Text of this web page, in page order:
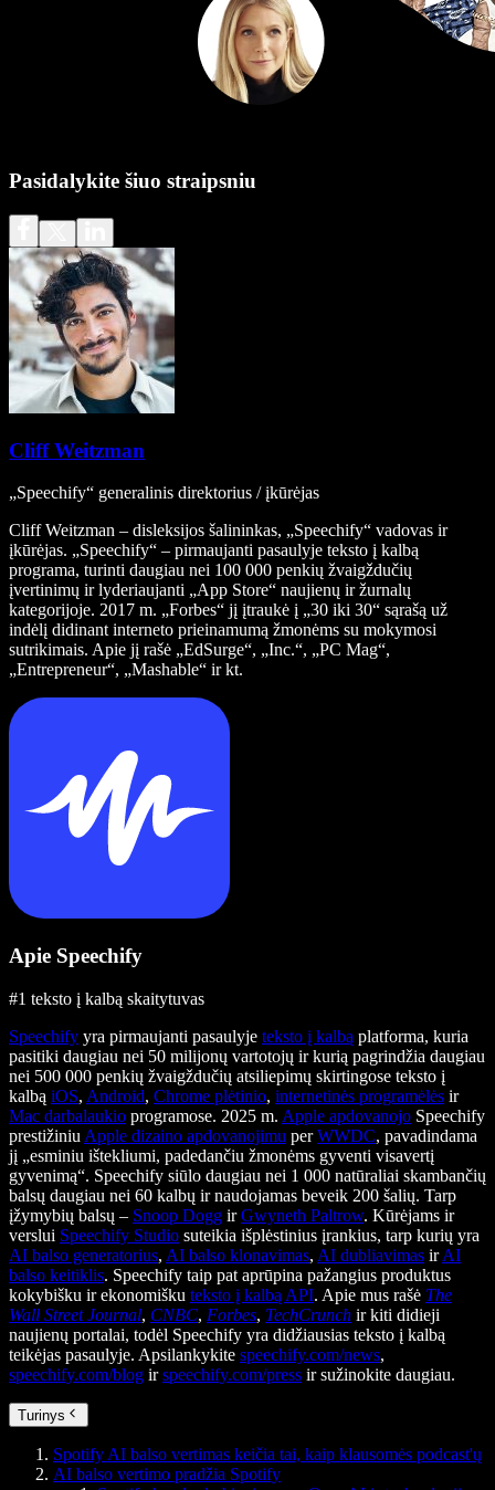
Pasidalykite šiuo straipsniu
Cliff Weitzman
„Speechify“ generalinis direktorius / įkūrėjas
Cliff Weitzman – disleksijos šalininkas, „Speechify“ vadovas ir
įkūrėjas. „Speechify“ – pirmaujanti pasaulyje teksto į kalbą
programa, turinti daugiau nei 100 000 penkių žvaigždučių
įvertinimų ir lyderiaujanti „App Store“ naujienų ir žurnalų
kategorijoje. 2017 m. „Forbes“ jį įtraukė į „30 iki 30“ sąrašą už
indėlį didinant interneto prieinamumą žmonėms su mokymosi
sutrikimais. Apie jį rašė „EdSurge“, „Inc.“, „PC Mag“,
„Entrepreneur“, „Mashable“ ir kt.
Apie Speechify
#1 teksto į kalbą skaitytuvas
Speechify yra pirmaujanti pasaulyje teksto į kalbą platforma, kuria
pasitiki daugiau nei 50 milijonų vartotojų ir kurią pagrindžia daugiau
nei 500 000 penkių žvaigždučių atsiliepimų skirtingose teksto į
kalbą iOS, Android, Chrome plėtinio, internetinės programėlės ir
Mac darbalaukio programose. 2025 m. Apple apdovanojo Speechify
prestižiniu Apple dizaino apdovanojimu perWWDC, pavadindama
jį „esminiu ištekliumi, padedančiu žmonėms gyventi visavertį
gyvenimą“. Speechify siūlo daugiau nei 1 000 natūraliai skambančių
balsų daugiau nei 60 kalbų ir naudojamas beveik 200 šalių. Tarp
įžymybių balsų – Snoop Dogg irGwyneth Paltrow. Kūrėjams ir
verslui Speechify Studio suteikia išplėstinius įrankius, tarp kurių yra
AI balso generatorius, AI balso klonavimas, AI dubliavimas irAI
balso keitiklis. Speechify taip pat aprūpina pažangius produktus
kokybišku ir ekonomišku teksto į kalbą API. Apie mus rašė The
Wall Street Journal, CNBC, Forbes, TechCrunch ir kiti didieji
naujienų portalai, todėl Speechify yra didžiausias teksto į kalbą
teikėjas pasaulyje. Apsilankykite speechify.com/news,
speechify.com/blog irspeechify.com/press ir sužinokite daugiau.
Turinys
Spotify AI balso vertimas keičia tai, kaip klausomės podcast'ų
AI balso vertimo pradžia Spotify